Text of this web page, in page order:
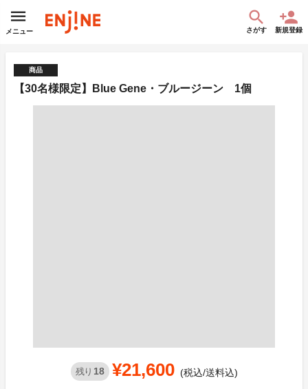
メニュー さがす 新規登録
商品
【30名様限定】Blue Gene・ブルージーン 1個
残り 18 ¥21,600 (税込/送料込)